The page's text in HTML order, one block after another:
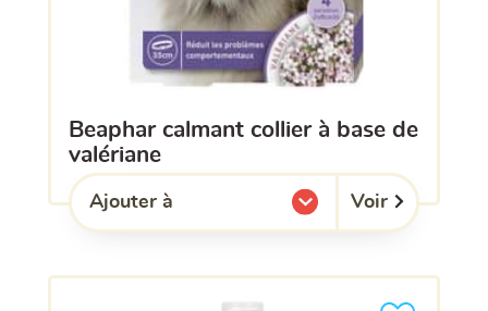
beaphar calmant collier à base de
valériane
Ajouter à
l'une de mes listes. Voir